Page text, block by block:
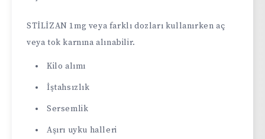
STİLİZAN 1mg veya farklı dozları kullanırken aç
veya tok karnına alınabilir.
Kilo alımı
İştahsızlık
Sersemlik
Aşırı uyku halleri